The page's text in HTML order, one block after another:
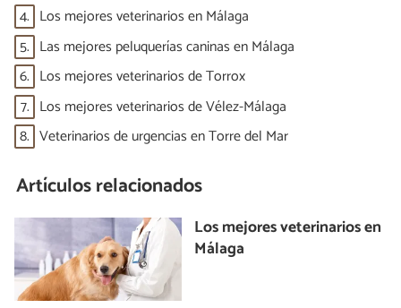
4. Los mejores veterinarios en Málaga
5. Las mejores peluquerías caninas en Málaga
6. Los mejores veterinarios de Torrox
7. Los mejores veterinarios de Vélez-Málaga
8. Veterinarios de urgencias en Torre del Mar
Artículos relacionados
Los mejores veterinarios en
Málaga